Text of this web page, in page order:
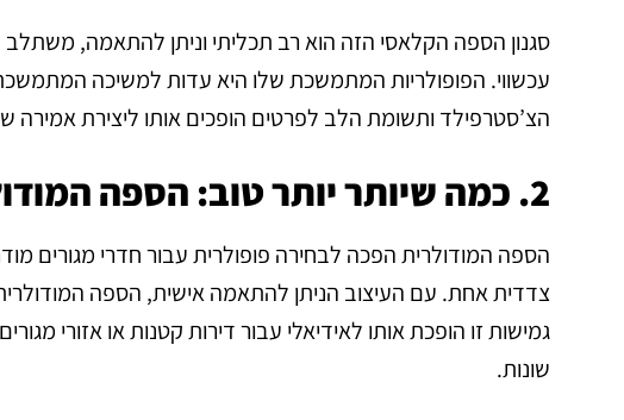
סגנון הספה הקלאסי הזה הוא רב תכליתי וניתן להתאמה,
עכשווי. הפופולריות המתמשכת שלו היא עדות למשיכה
הצ’סטרפילד ותשומת הלב לפרטים הופכים אותו ליצירת אמירה
2. כמה שיותר יותר טוב: הספה המודולרית
צדדית אחת. עם העיצוב הניתן להתאמה אישית, הספה
גמישות זו הופכת אותו לאידיאלי עבור דירות קטנות או אזורי
שונות.